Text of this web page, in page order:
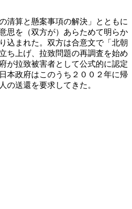
清算と懸案事項の解決」とともに
思を（双方が）あらためて明らか
込まれた。双方は合意文で「北朝
ち上げ、拉致問題の再調査を始め
が拉致被害者として公式的に認定
本政府はこのうち２００２年に帰
の送還を要求してきた。